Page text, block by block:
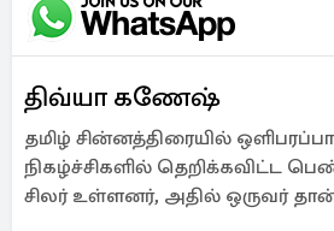
திவ்யா கணேஷ்
தமிழ் சின்னத்திரையில்
நிகழ்ச்சிகளில் தெறிக்கவிட்ட
சிலர் உள்ளனர், அதில் ஒருவர்